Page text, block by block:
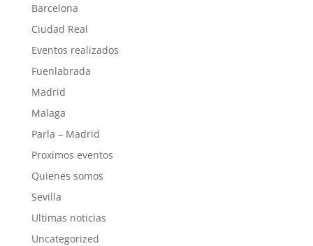
Barcelona
Ciudad Real
Eventos realizados
Fuenlabrada
Madrid
Malaga
Parla – Madrid
Proximos eventos
Quienes somos
Sevilla
Ultimas noticias
Uncategorized